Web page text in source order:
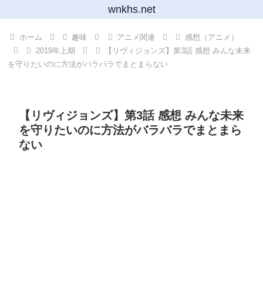
wnkhs.net
ホーム 趣味 アニメ関連
感想（アニメ）
2019年上期
【リヴィジョンズ】第3話 感想 みんな未来
を守りたいのに方法がバラバラでまとまらない
【リヴィジョンズ】第3話 感想 みんな未来
を守りたいのに方法がバラバラでまとまら
ない